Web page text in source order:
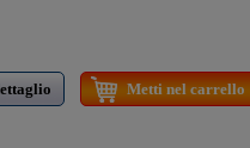
Metti nel carrello